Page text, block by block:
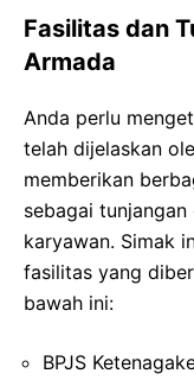
Fasilitas dan
Armada
Anda perlu
telah dijelaskan
memberikan
sebagai
karyawan. Simak
fasilitas yang
bawah ini:
BPJS